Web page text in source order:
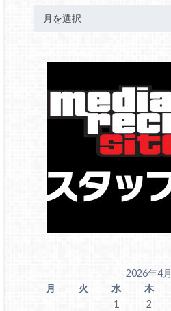
2026年4月
月
火 水 木
1
2